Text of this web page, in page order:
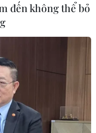
với
tộc
tổ
đến không thể bỏ